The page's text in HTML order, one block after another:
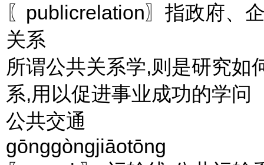
〖publicrelation〗指政府、
关系
所谓公共关系学,则是研究如
系,用以促进事业成功的学问
公共交通
gōnggòngjiāotōng